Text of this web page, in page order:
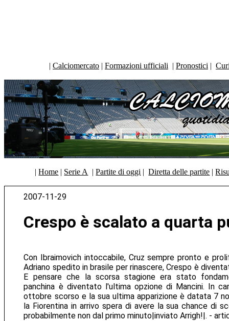
| Calciomercato | Formazioni ufficiali | Pronostici |
|Home | Serie A |Partite di oggi |Diretta delle partite |
2007-11-29
Crespo è scalato a quarta
Con Ibraimovich intoccabile, Cruz sempre pronto e
Adriano spedito in brasile per rinascere, Crespo è
E pensare che la scorsa stagione era stato
panchina è diventato l'ultima opzione di Mancini. In
ottobre scorso e la sua ultima apparizione è datata 7
la Fiorentina in arrivo spera di avere la sua chance di
probabilmente non dal primo minuto|inviato Arrigh!|. -